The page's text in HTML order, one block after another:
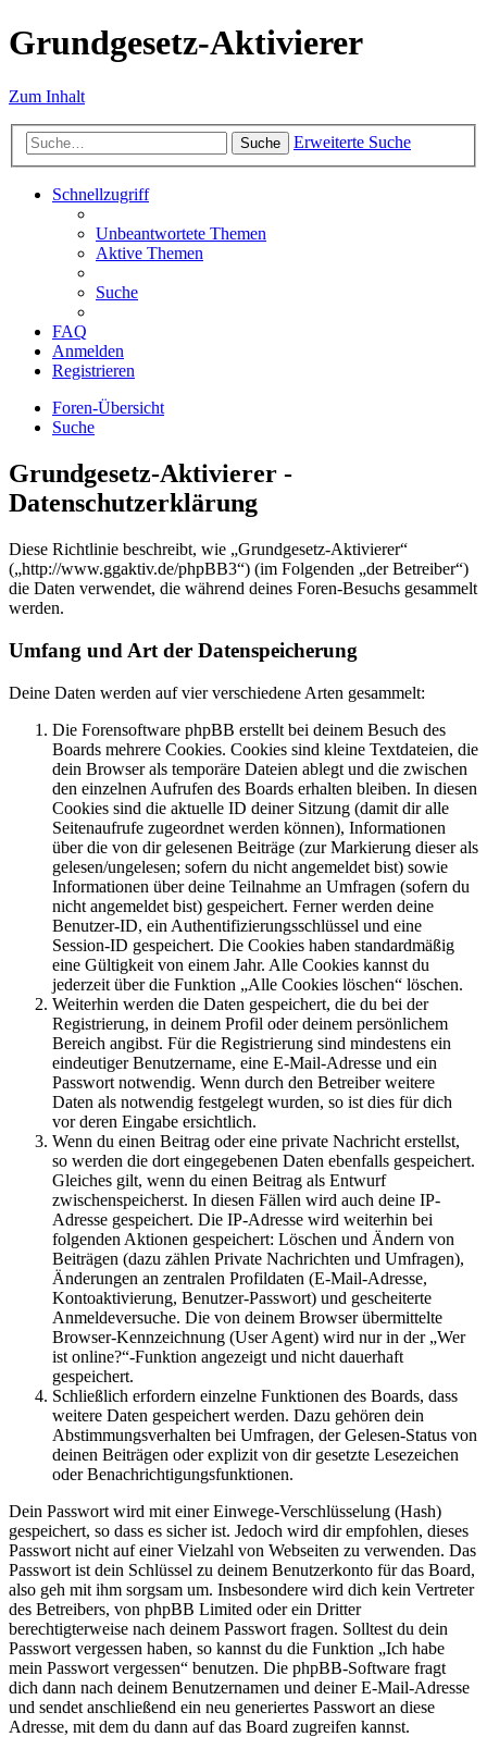
Grundgesetz-Aktivierer
Zum Inhalt
Suche Erweiterte Suche
Schnellzugriff
Unbeantwortete Themen
Aktive Themen
Suche
FAQ
Anmelden
Registrieren
Foren-Übersicht
Suche
Grundgesetz-Aktivierer -
Datenschutzerklärung
Diese Richtlinie beschreibt, wie „Grundgesetz-Aktivierer“
(„http://www.ggaktiv.de/phpBB3“) (im Folgenden „der Betreiber“)
die Daten verwendet, die während deines Foren-Besuchs gesammelt
werden.
Umfang und Art der Datenspeicherung
Deine Daten werden auf vier verschiedene Arten gesammelt:
Die Forensoftware phpBB erstellt bei deinem Besuch des
Boards mehrere Cookies. Cookies sind kleine Textdateien, die
dein Browser als temporäre Dateien ablegt und die zwischen
den einzelnen Aufrufen des Boards erhalten bleiben. In diesen
Cookies sind die aktuelle ID deiner Sitzung (damit dir alle
Seitenaufrufe zugeordnet werden können), Informationen
über die von dir gelesenen Beiträge (zur Markierung dieser als
gelesen/ungelesen; sofern du nicht angemeldet bist) sowie
Informationen über deine Teilnahme an Umfragen (sofern du
nicht angemeldet bist) gespeichert. Ferner werden deine
Benutzer-ID, ein Authentifizierungsschlüssel und eine
Session-ID gespeichert. Die Cookies haben standardmäßig
eine Gültigkeit von einem Jahr. Alle Cookies kannst du
jederzeit über die Funktion „Alle Cookies löschen“ löschen.
Weiterhin werden die Daten gespeichert, die du bei der
Registrierung, in deinem Profil oder deinem persönlichem
Bereich angibst. Für die Registrierung sind mindestens ein
eindeutiger Benutzername, eine E-Mail-Adresse und ein
Passwort notwendig. Wenn durch den Betreiber weitere
Daten als notwendig festgelegt wurden, so ist dies für dich
vor deren Eingabe ersichtlich.
Wenn du einen Beitrag oder eine private Nachricht erstellst,
so werden die dort eingegebenen Daten ebenfalls gespeichert.
Gleiches gilt, wenn du einen Beitrag als Entwurf
zwischenspeicherst. In diesen Fällen wird auch deine IP-
Adresse gespeichert. Die IP-Adresse wird weiterhin bei
folgenden Aktionen gespeichert: Löschen und Ändern von
Beiträgen (dazu zählen Private Nachrichten und Umfragen),
Änderungen an zentralen Profildaten (E-Mail-Adresse,
Kontoaktivierung, Benutzer-Passwort) und gescheiterte
Anmeldeversuche. Die von deinem Browser übermittelte
Browser-Kennzeichnung (User Agent) wird nur in der „Wer
ist online?“-Funktion angezeigt und nicht dauerhaft
gespeichert.
Schließlich erfordern einzelne Funktionen des Boards, dass
weitere Daten gespeichert werden. Dazu gehören dein
Abstimmungsverhalten bei Umfragen, der Gelesen-Status von
deinen Beiträgen oder explizit von dir gesetzte Lesezeichen
oder Benachrichtigungsfunktionen.
Dein Passwort wird mit einer Einwege-Verschlüsselung (Hash)
gespeichert, so dass es sicher ist. Jedoch wird dir empfohlen, dieses
Passwort nicht auf einer Vielzahl von Webseiten zu verwenden. Das
Passwort ist dein Schlüssel zu deinem Benutzerkonto für das Board,
also geh mit ihm sorgsam um. Insbesondere wird dich kein Vertreter
des Betreibers, von phpBB Limited oder ein Dritter
berechtigterweise nach deinem Passwort fragen. Solltest du dein
Passwort vergessen haben, so kannst du die Funktion „Ich habe
mein Passwort vergessen“ benutzen. Die phpBB-Software fragt
dich dann nach deinem Benutzernamen und deiner E-Mail-Adresse
und sendet anschließend ein neu generiertes Passwort an diese
Adresse, mit dem du dann auf das Board zugreifen kannst.